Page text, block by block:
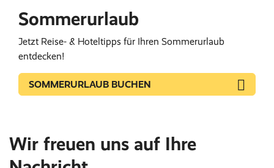
Sommerurlaub
Jetzt Reise- & Hoteltipps für Ihren Sommerurlaub
entdecken!
SOMMERURLAUB BUCHEN
Wir freuen uns auf Ihre